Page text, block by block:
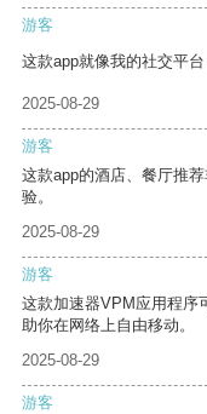
游客
这款app就像我的社交平
2025-08-29
游客
这款app的酒店、餐厅推
验。
2025-08-29
游客
这款加速器VPM应用程序
助你在网络上自由移动。
2025-08-29
游客